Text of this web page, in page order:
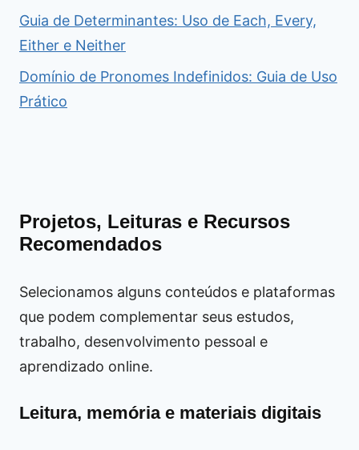
Guia de Determinantes: Uso de Each, Every,
Either e Neither
Domínio de Pronomes Indefinidos: Guia de Uso
Prático
Projetos, Leituras e Recursos
Recomendados
Selecionamos alguns conteúdos e plataformas
que podem complementar seus estudos,
trabalho, desenvolvimento pessoal e
aprendizado online.
Leitura, memória e materiais digitais